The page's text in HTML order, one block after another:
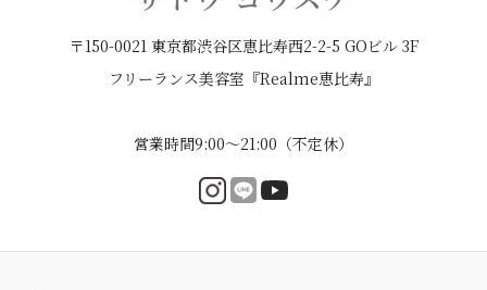
〒150-0021 東京都渋谷区恵比寿西2-2-5 GOビル 3F
フリーランス美容室『Realme恵比寿』
営業時間9:00〜21:00（不定休）